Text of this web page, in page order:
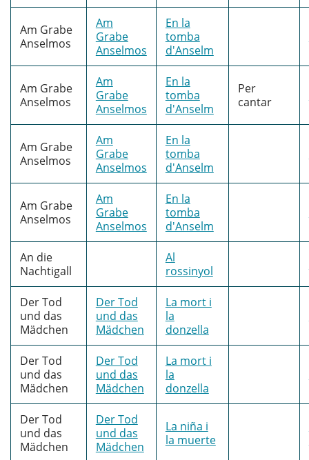
Am Grabe
Anselmos
Am
Grabe
Anselmos
En la
tomba
d'Anselm
Am Grabe
Anselmos
Am
Grabe
Anselmos
En la
tomba
d'Anselm
Per
cantar
Am Grabe
Anselmos
Am
Grabe
Anselmos
En la
tomba
d'Anselm
Am Grabe
Anselmos
Am
Grabe
Anselmos
En la
tomba
d'Anselm
An die
Nachtigall
Al
rossinyol
Der Tod
und das
Mädchen
Der Tod
und das
Mädchen
La mort i
la
donzella
Der Tod
und das
Mädchen
Der Tod
und das
Mädchen
La mort i
la
donzella
Der Tod
und das
Mädchen
Der Tod
und das
Mädchen
La niña i
la muerte